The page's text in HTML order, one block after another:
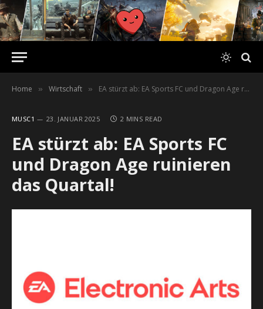
Home » Wirtschaft » EA stürzt ab: EA Sports FC und Dragon Age ruinieren das Quartal!
MUSC1 23. JANUAR 2025 2 MINS READ
EA stürzt ab: EA Sports FC
und Dragon Age ruinieren
das Quartal!